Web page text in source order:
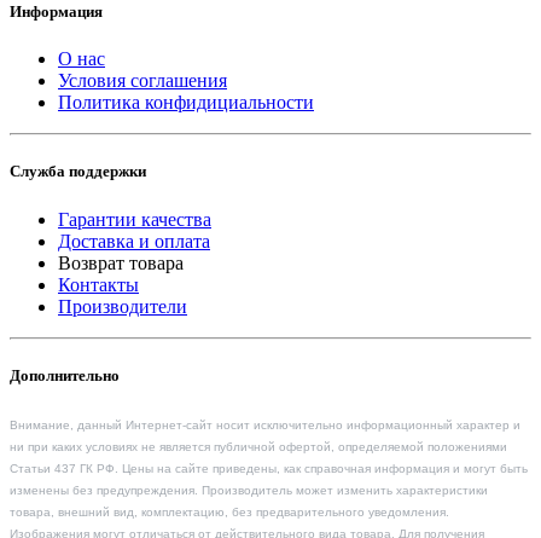
Информация
О нас
Условия соглашения
Политика конфидициальности
Служба поддержки
Гарантии качества
Доставка и оплата
Возврат товара
Контакты
Производители
Дополнительно
Внимание, данный Интернет-сайт носит исключительно информационный характер и
ни при каких условиях не является публичной офертой, определяемой положениями
Статьи 437 ГК РФ. Цены на сайте приведены, как справочная информация и могут быть
изменены без предупреждения. Производитель может изменить характеристики
товара, внешний вид, комплектацию, без предварительного уведомления.
Изображения могут отличаться от действительного вида товара. Для получения